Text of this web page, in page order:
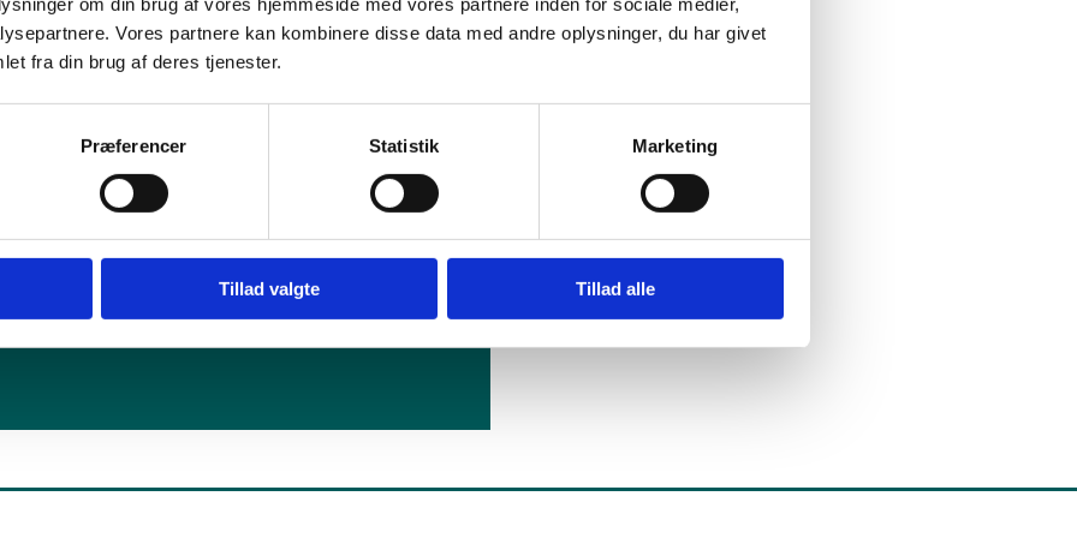
Vores partnere kan kombinere disse data med andre oplysninger, du har givet
fra din brug af deres tjenester.
Præferencer Statistik Marketing
Tillad valgte Tillad alle
forsøg med teknologiforståelse i